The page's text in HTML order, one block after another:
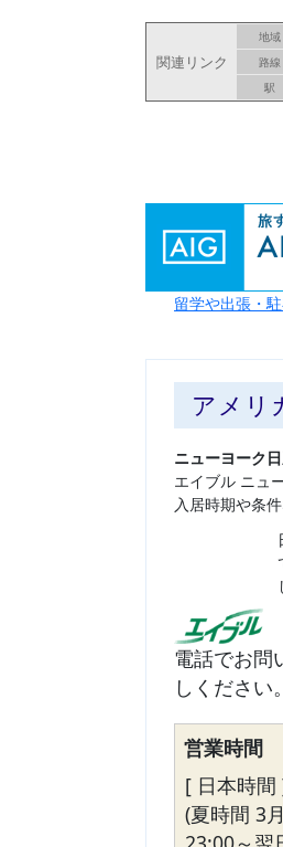
関連リンク
地域
路線
駅
留学や出張・
アメリ
ニューヨーク
エイブル ニュ
入居時期や条
電話でお問
しください。
営業時間
[ 日本時
(夏時間 3